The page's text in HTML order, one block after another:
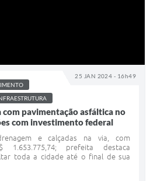
25 JAN 2024 - 16h49
com pavimentação asfáltica no
com investimento federal
e calçadas na via, com
1.653.775,74; prefeita destaca
toda a cidade até o final de sua